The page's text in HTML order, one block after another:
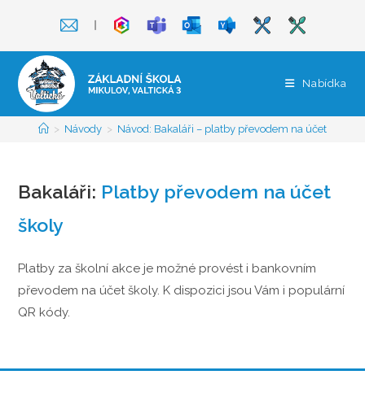
obsahu
Nabídka
> Návody > Návod: Bakaláři – platby převodem na účet
Bakaláři: Platby převodem na účet
školy
Platby za školní akce je možné provést i bankovním
převodem na účet školy. K dispozici jsou Vám i populární
QR kódy.